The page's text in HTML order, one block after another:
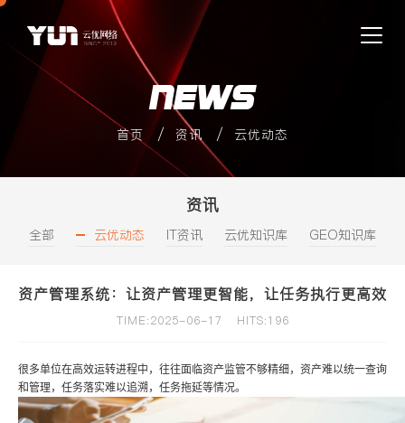
NEWS
首页 资讯 云优动态
资讯
全部 云优动态 IT资讯 云优知识库 GEO知识库
资产管理系统：让资产管理更智能，让任务执行更高效
TIME:2025-06-17 HITS:196
很多单位在高效运转进程中，往往面临资产监管不够精细，资产难以统一查询
和管理，任务落实难以追溯，任务拖延等情况。